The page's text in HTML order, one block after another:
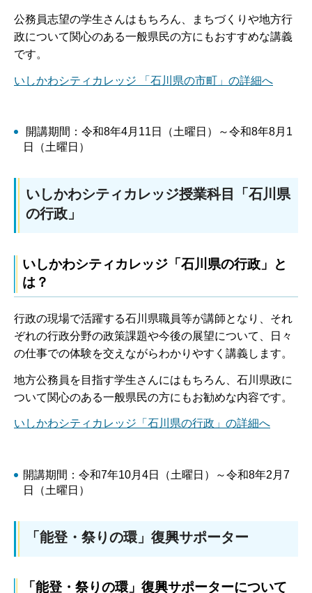
公務員志望の学生さんはもちろん、まちづくりや地方行
政について関心のある一般県民の方にもおすすめな講義
です。
いしかわシティカレッジ 「石川県の市町」の詳細へ
開講期間：令和8年4月11日（土曜日）～令和8年8月1
日（土曜日）
いしかわシティカレッジ授業科目「石川県
の行政」
いしかわシティカレッジ「石川県の行政」と
は？
行政の現場で活躍する石川県職員等が講師となり、それ
ぞれの行政分野の政策課題や今後の展望について、日々
の仕事での体験を交えながらわかりやすく講義します。
地方公務員を目指す学生さんにはもちろん、石川県政に
ついて関心のある一般県民の方にもお勧めな内容です。
いしかわシティカレッジ「石川県の行政」の詳細へ
開講期間：令和7年10月4日（土曜日）～令和8年2月7
日（土曜日）
「能登・祭りの環」復興サポーター
「能登・祭りの環」復興サポーターについて